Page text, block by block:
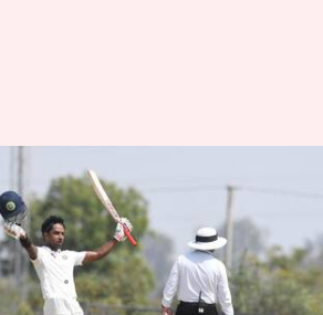
2023-24: सचिन बेबी ने
लगाया अपना चौथा
रिकॉर्ड्स
18, 2024 12:30 pm